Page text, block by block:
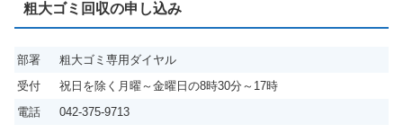
粗大ゴミ回収の申し込み
部署
粗大ゴミ専用ダイヤル
受付
祝日を除く月曜～金曜日の8時30分～17時
電話
042-375-9713